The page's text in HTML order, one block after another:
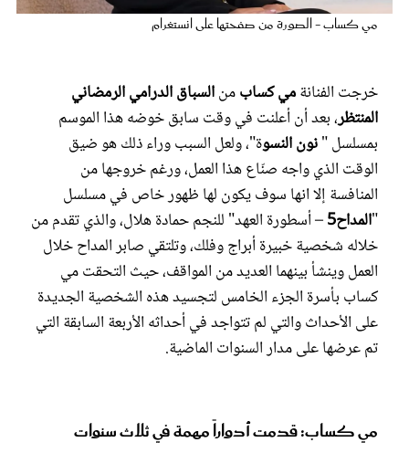
مي كساب - الصورة من صفحتها على انستغرام
خرجت الفنانةمي كسابمنالسباق الدرامي الرمضاني
المنتظر، بعد أن أعلنت في وقت سابق خوضه هذا الموسم
بمسلسل "نون النسوة"، ولعل السبب وراء ذلك هو ضيق
الوقت الذي واجه صنّاع هذا العمل، ورغم خروجها من
المنافسة إلا انها سوف يكون لها ظهور خاص في مسلسل
"المداح5 – أسطورة العهد" للنجم حمادة هلال، والذي تقدم من
خلاله شخصية خبيرة أبراج وفلك، وتلتقي صابر المداح خلال
العمل وينشأ بينهما العديد من المواقف، حيث التحقت مي
كساب بأسرة الجزء الخامس لتجسيد هذه الشخصية الجديدة
على الأحداث والتي لم تتواجد في أحداثه الأربعة السابقة التي
تم عرضها على مدار السنوات الماضية.
مي كساب: قدمت أدواراً مهمة في ثلاث سنوات
مجلة سيدتي
غلاف رفمي